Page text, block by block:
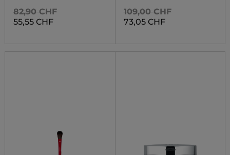
82,90 CHF
55,55 CHF
109,00 CHF
73,05 CHF